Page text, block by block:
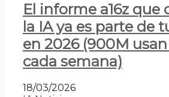
El informe a16z que
la IA ya es parte de
en 2026 (900M
cada semana)
18/03/2026